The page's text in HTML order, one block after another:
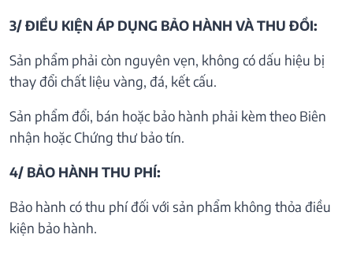
3/ ĐIỀU KIỆN ÁP DỤNG BẢO HÀNH VÀ THU ĐỒI:
Sản phẩm phải còn nguyên vẹn, không có dấu hiệu bị
thay đổi chất liệu vàng, đá, kết cấu.
Sản phẩm đổi, bán hoặc bảo hành phải kèm theo Biên
nhận hoặc Chứng thư bảo tín.
4/ BẢO HÀNH THU PHÍ:
Bảo hành có thu phí đối với sản phẩm không thỏa điều
kiện bảo hành.